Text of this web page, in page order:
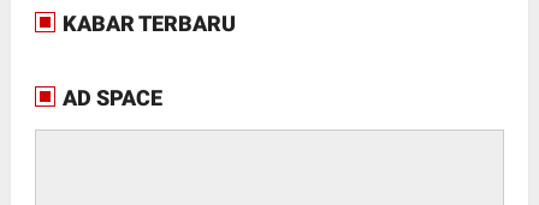
KABAR TERBARU
AD SPACE